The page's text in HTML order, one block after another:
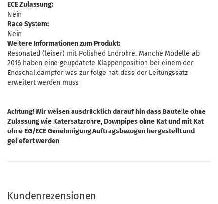
ECE Zulassung:
Nein
Race System:
Nein
Weitere Informationen zum Produkt:
Resonated (leiser) mit Polished Endrohre. Manche Modelle ab
2016 haben eine geupdatete Klappenposition bei einem der
Endschalldämpfer was zur folge hat dass der Leitungssatz
erweitert werden muss
Achtung! Wir weisen ausdrücklich darauf hin dass Bauteile ohne
Zulassung wie Katersatzrohre, Downpipes ohne Kat und mit Kat
ohne EG/ECE Genehmigung Auftragsbezogen hergestellt und
geliefert werden
Kundenrezensionen